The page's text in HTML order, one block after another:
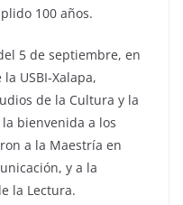
100 años.
5 de septiembre, en
USBI-Xalapa,
de la Cultura y la
la bienvenida a los
a la Maestría en
y a la
la Lectura.